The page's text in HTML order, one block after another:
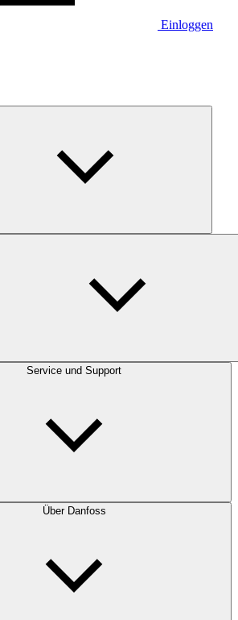
Einloggen
Service und Support
Über Danfoss